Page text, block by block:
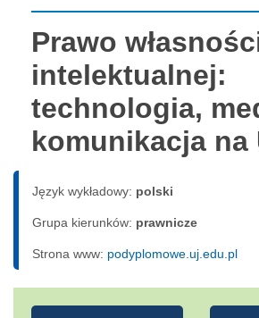
Prawo
intelektualnej:
technologia,
komunikacja na
Język wykładowy: polski
Grupa kierunków: prawnicze
Strona www: podyplomowe.uj.edu.pl